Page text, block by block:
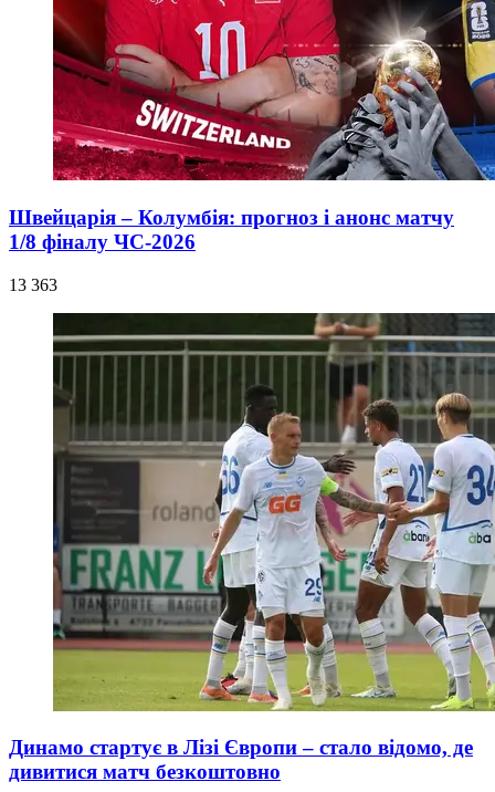
Швейцарія – Колумбія: прогноз і анонс матчу
1/8 фіналу ЧС-2026
13 363
Динамо стартує в Лізі Європи – стало відомо, де
дивитися матч безкоштовно